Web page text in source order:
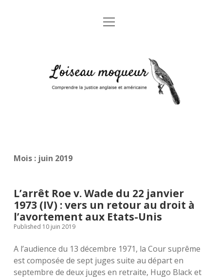
Accueil
Mentions légales
Glossaire juridique anglais-français
open
moqueur
Mois : juin 2019
L’arrêt Roe v. Wade du 22 janvier
1973 (IV) : vers un retour au droit à
l’avortement aux Etats-Unis
Published 10 juin 2019
A l’audience du 13 décembre 1971, la Cour suprême
est composée de sept juges suite au départ en
septembre de deux juges en retraite, Hugo Black et